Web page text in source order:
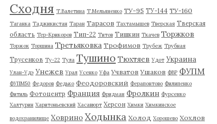
Сходня Т.Валетина Т.Мельяненко ТУ-95 ТУ-144 ТУ-160
Таганка Таджикистан Таран Тарасов Тахтамышев Тверская Тверская
область Тер-Крикоров Тип-22 Титов Тишкин Ткачев Торжков
Торжок Торшина Третьяковка Трофимов Трубеж Трубная
Трусенков Ту-22 Тула Тушино Тюхтяев Удот Украина
Улан-Удэ Унежев Урал Усенко Уфа Учватов Ушаков ФВР ФУПМ
ФУПМ50 Федоров Федько Феодоровский Ферапонтово Филипенко
Фитиль Фотоцентр Франция Фридман Фролкин Фурсенко
Халтурин Харитоньевский Хасавюрт Херсон Химки Химкинское
водохранилище Ховрино Ходынка Холод Хорошево Хохлов